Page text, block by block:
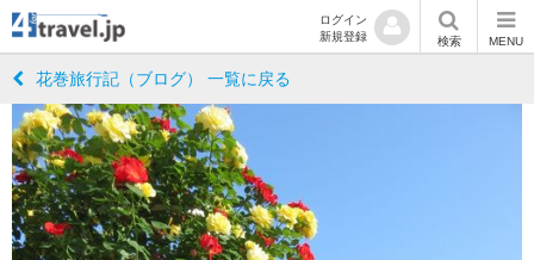
ログイン
新規登録
検索 MENU
花巻旅行記（ブログ） 一覧に戻る